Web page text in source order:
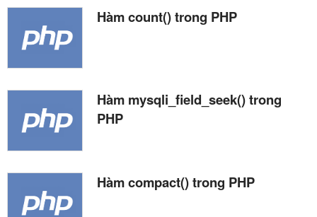
Hàm count() trong PHP
Hàm mysqli_field_seek() trong
PHP
Hàm compact() trong PHP